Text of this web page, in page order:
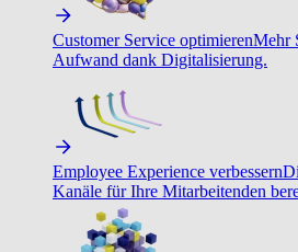
Customer Service optimierenMehr
Aufwand dank Digitalisierung.
Employee Experience verbessern
Kanäle für Ihre Mitarbeitenden